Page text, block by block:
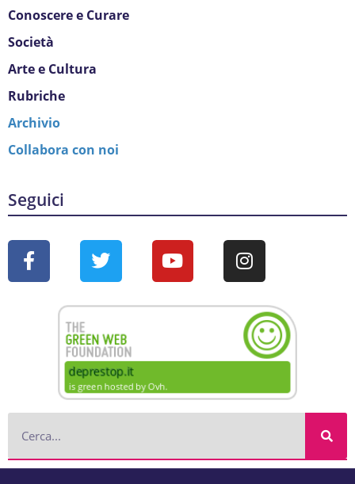
Conoscere e Curare
Società
Arte e Cultura
Rubriche
Archivio
Collabora con noi
Seguici